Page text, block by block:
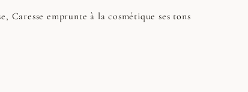
Caresse emprunte à la cosmétique ses tons